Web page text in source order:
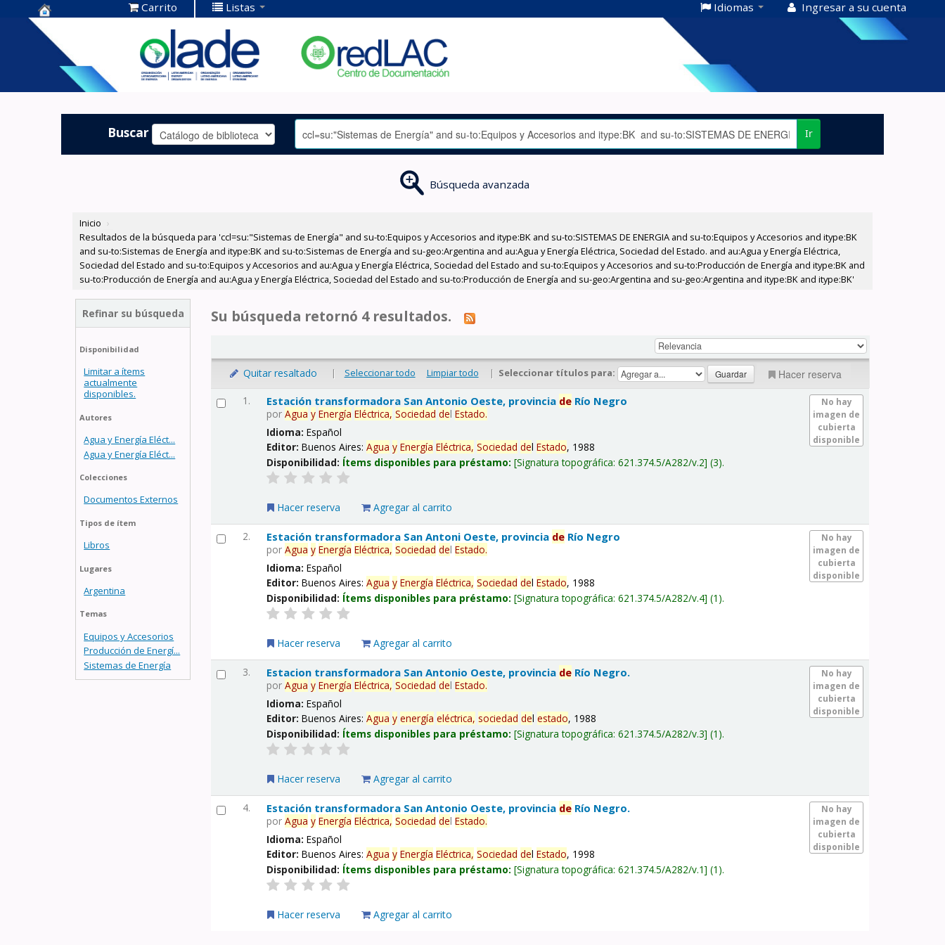
Centro de
Documentación
OLADE -
Carrito Listas Idiomas Ingresar a su cuenta
Buscar Ir
Búsqueda avanzada
Inicio ›
Resultados de la búsqueda para 'ccl=su:"Sistemas de Energía" and su-to:Equipos y Accesorios and itype:BK and su-to:SISTEMAS DE ENERGIA and su-to:Equipos y Accesorios and itype:BK
and su-to:Sistemas de Energía and itype:BK and su-to:Sistemas de Energía and su-geo:Argentina and au:Agua y Energía Eléctrica, Sociedad del Estado. and au:Agua y Energía Eléctrica,
Sociedad del Estado and su-to:Equipos y Accesorios and au:Agua y Energía Eléctrica, Sociedad del Estado and su-to:Equipos y Accesorios and su-to:Producción de Energía and itype:BK and
su-to:Producción de Energía and au:Agua y Energía Eléctrica, Sociedad del Estado and su-to:Producción de Energía and su-geo:Argentina and su-geo:Argentina and itype:BK and itype:BK'
Refinar su búsqueda
Disponibilidad
Limitar a ítems
actualmente
disponibles.
Autores
Agua y Energía Eléct...
Agua y Energía Eléct...
Colecciones
Documentos Externos
Tipos de ítem
Libros
Lugares
Argentina
Temas
Equipos y Accesorios
Producción de Energí...
Sistemas de Energía
Su búsqueda retornó 4 resultados.
Quitar resaltado | Seleccionar todo Limpiar todo | Seleccionar títulos para: Hacer reserva
1.
No hay
imagen de
cubierta
disponible
Estación transformadora San Antonio Oeste, provincia de Río Negro
porAgua y Energía Eléctrica, Sociedad delEstado.
Idioma:Español
Editor:Buenos Aires:Agua y Energía Eléctrica, Sociedad delEstado, 1988
Disponibilidad: Ítems disponibles para préstamo: Signatura topográfica:621.374.5/A282/v.2 (3).
Hacer reserva Agregar al carrito
2.
No hay
imagen de
cubierta
disponible
Estación transformadora San Antoni Oeste, provincia de Río Negro
porAgua y Energía Eléctrica, Sociedad delEstado.
Idioma:Español
Editor:Buenos Aires:Agua y Energía Eléctrica, Sociedad delEstado, 1988
Disponibilidad: Ítems disponibles para préstamo: Signatura topográfica:621.374.5/A282/v.4 (1).
Hacer reserva Agregar al carrito
3.
No hay
imagen de
cubierta
disponible
Estacion transformadora San Antonio Oeste, provincia de Río Negro.
porAgua y Energía Eléctrica, Sociedad delEstado.
Idioma:Español
Editor:Buenos Aires:Agua y energía eléctrica, sociedad delestado, 1988
Disponibilidad: Ítems disponibles para préstamo: Signatura topográfica:621.374.5/A282/v.3 (1).
Hacer reserva Agregar al carrito
4.
No hay
imagen de
cubierta
disponible
Estación transformadora San Antonio Oeste, provincia de Río Negro.
porAgua y Energía Eléctrica, Sociedad delEstado.
Idioma:Español
Editor:Buenos Aires:Agua y Energía Eléctrica, Sociedad delEstado, 1998
Disponibilidad: Ítems disponibles para préstamo: Signatura topográfica:621.374.5/A282/v.1 (1).
Hacer reserva Agregar al carrito